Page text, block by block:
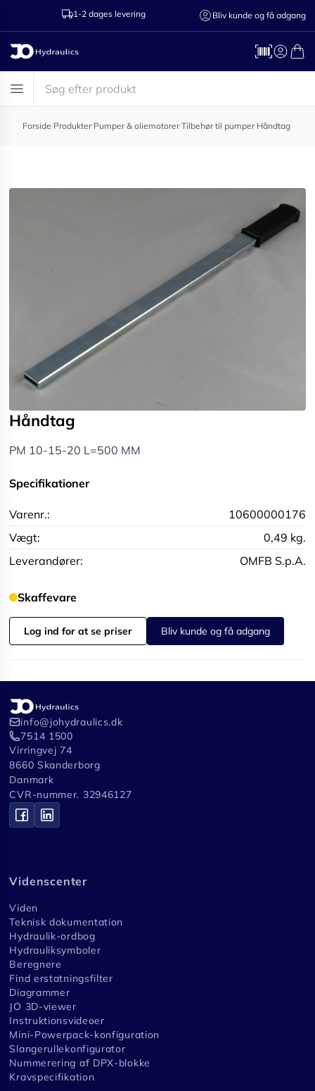
1-2 dages levering Ring til os
Bliv kunde og få adgang
Forside/Produkter/Pumper & oliemotorer/Tilbehør til pumper/Håndtag
Håndtag
PM 10-15-20 L=500 MM
Specifikationer
Varenr.:
10600000176
Vægt:
0,49 kg.
Leverandører:
OMFB S.p.A.
Skaffevare
Log ind for at se priser Bliv kunde og få adgang
info@johydraulics.dk
7514 1500
Virringvej 74
8660 Skanderborg
Danmark
CVR-nummer. 32946127
Videnscenter
Viden
Teknisk dokumentation
Hydraulik-ordbog
Hydrauliksymboler
Beregnere
Find erstatningsfilter
Diagrammer
JO 3D-viewer
Instruktionsvideoer
Mini-Powerpack-konfiguration
Slangerullekonfigurator
Nummerering af DPX-blokke
Kravspecifikation